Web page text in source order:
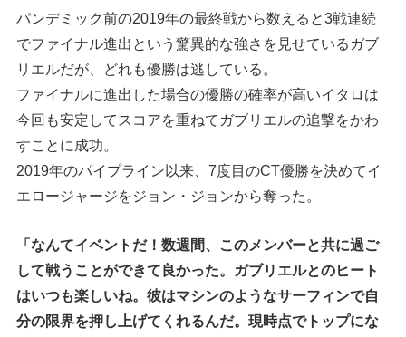
パンデミック前の2019年の最終戦から数えると3戦連続
でファイナル進出という驚異的な強さを見せているガブ
リエルだが、どれも優勝は逃している。
ファイナルに進出した場合の優勝の確率が高いイタロは
今回も安定してスコアを重ねてガブリエルの追撃をかわ
すことに成功。
2019年のパイプライン以来、7度目のCT優勝を決めてイ
エロージャージをジョン・ジョンから奪った。
「なんてイベントだ！数週間、このメンバーと共に過ご
して戦うことができて良かった。ガブリエルとのヒート
はいつも楽しいね。彼はマシンのようなサーフィンで自
分の限界を押し上げてくれるんだ。現時点でトップにな